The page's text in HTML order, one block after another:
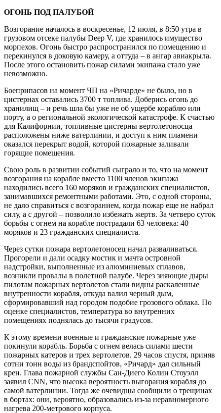
ОГОНЬ ПОД ПАЛУБОЙ
Возгорание началось в воскресенье, 12 июля, в 8:50 утра в
грузовом отсеке палубы Deep V, где хранилось имущество
морпехов. Огонь быстро распространился по помещению и
перекинулся в доковую камеру, а оттуда – в ангар авиакрыла.
После этого остановить пожар силами экипажа стало уже
невозможно.
Боеприпасов на момент ЧП на «Ричарде» не было, но в
цистернах оставались 3700 т топлива. Доберись огонь до
хранилищ – и речь шла бы уже не об ущербе кораблю или
порту, а о региональной экологической катастрофе. К счастью
для Калифорнии, топливные цистерны вертолетоносца
расположены ниже ватерлинии, и доступ к ним пламени
оказался перекрыт водой, которой пожарные заливали
горящие помещения.
Свою роль в развитии событий сыграло и то, что на момент
возгорания на корабле вместо 1100 членов экипажа
находились всего 160 моряков и гражданских специалистов,
занимавшихся ремонтными работами. Это, с одной стороны,
не дало справиться с возгоранием, когда пожар еще не набрал
силу, а с другой – позволило избежать жертв. За четверо суток
борьбы с огнем на корабле пострадали 63 человека: 40
моряков и 23 гражданских специалиста.
Через сутки пожара вертолетоносец начал разваливаться.
Прогорели и дали осадку мостик и мачта островной
надстройки, выполненные из алюминиевых сплавов,
возникли провалы в полетной палубе. Через зияющие дыры
пилотам пожарных вертолетов стали видны раскаленные
внутренности корабля, откуда валил черный дым,
сформировавший над городом подобие грозового облака. По
оценке специалистов, температура во внутренних
помещениях поднялась до тысячи градусов.
К этому времени военные и гражданские пожарные уже
покинули корабль. Борьба с огнем велась силами шести
пожарных катеров и трех вертолетов. 29 часов спустя, приняв
сотни тонн воды из брандспойтов, «Ричард» дал сильный
крен. Глава пожарной службы Сан-Диего Колин Стоуэлл
заявил CNN, что высока вероятность выгорания корабля до
самой ватерлинии. Тогда же очевидцы сообщили о трещинах
в бортах: они, вероятно, образовались из-за неравномерного
нагрева 200-метрового корпуса.